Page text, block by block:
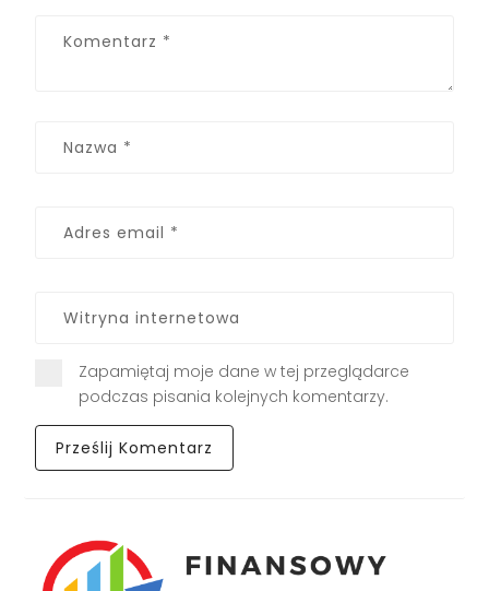
Zapamiętaj moje dane w tej przeglądarce
podczas pisania kolejnych komentarzy.